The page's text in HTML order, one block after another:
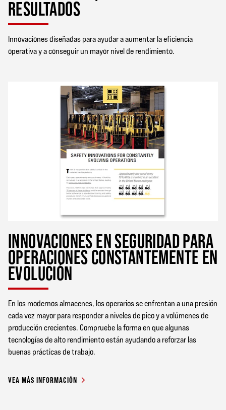
RESULTADOS
Innovaciones diseñadas para ayudar a aumentar la eficiencia
operativa y a conseguir un mayor nivel de rendimiento.
INNOVACIONES EN SEGURIDAD PARA
OPERACIONES CONSTANTEMENTE EN
EVOLUCIÓN
En los modernos almacenes, los operarios se enfrentan a una presión
cada vez mayor para responder a niveles de pico y a volúmenes de
producción crecientes. Compruebe la forma en que algunas
tecnologías de alto rendimiento están ayudando a reforzar las
buenas prácticas de trabajo.
VEA MÁS INFORMACIÓN